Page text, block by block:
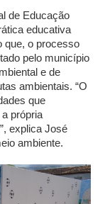
de Educação
educativa
que, o processo
pelo município
e de
ambientais. “O
que
própria
explica José
ambiente.